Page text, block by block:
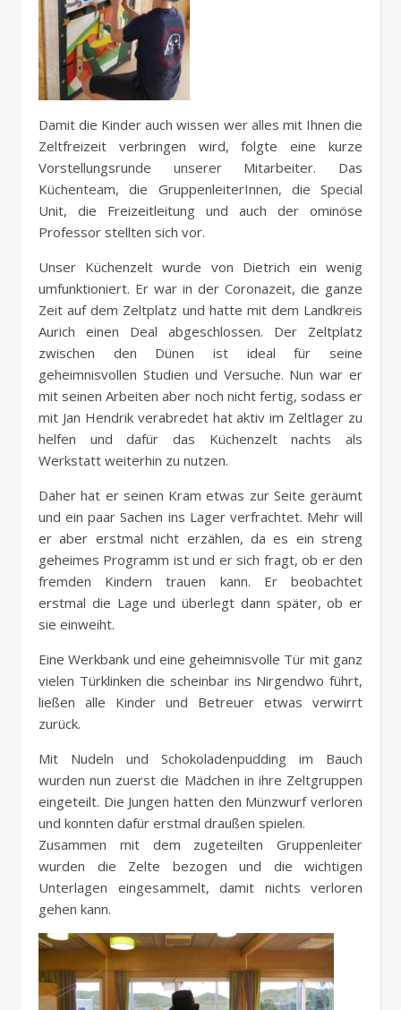
Damit die Kinder auch wissen wer alles mit Ihnen die
Zeltfreizeit verbringen wird, folgte eine kurze
Vorstellungsrunde unserer Mitarbeiter. Das
Küchenteam, die GruppenleiterInnen, die Special
Unit, die Freizeitleitung und auch der ominöse
Professor stellten sich vor.
Unser Küchenzelt wurde von Dietrich ein wenig
umfunktioniert. Er war in der Coronazeit, die ganze
Zeit auf dem Zeltplatz und hatte mit dem Landkreis
Aurich einen Deal abgeschlossen. Der Zeltplatz
zwischen den Dünen ist ideal für seine
geheimnisvollen Studien und Versuche. Nun war er
mit seinen Arbeiten aber noch nicht fertig, sodass er
mit Jan Hendrik verabredet hat aktiv im Zeltlager zu
helfen und dafür das Küchenzelt nachts als
Werkstatt weiterhin zu nutzen.
Daher hat er seinen Kram etwas zur Seite geräumt
und ein paar Sachen ins Lager verfrachtet. Mehr will
er aber erstmal nicht erzählen, da es ein streng
geheimes Programm ist und er sich fragt, ob er den
fremden Kindern trauen kann. Er beobachtet
erstmal die Lage und überlegt dann später, ob er
sie einweiht.
Eine Werkbank und eine geheimnisvolle Tür mit ganz
vielen Türklinken die scheinbar ins Nirgendwo führt,
ließen alle Kinder und Betreuer etwas verwirrt
zurück.
Mit Nudeln und Schokoladenpudding im Bauch
wurden nun zuerst die Mädchen in ihre Zeltgruppen
eingeteilt. Die Jungen hatten den Münzwurf verloren
und konnten dafür erstmal draußen spielen.
Zusammen mit dem zugeteilten Gruppenleiter
wurden die Zelte bezogen und die wichtigen
Unterlagen eingesammelt, damit nichts verloren
gehen kann.